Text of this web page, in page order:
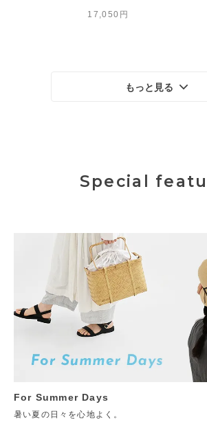
17,050円
もっと見る
Special
For Summer Days
暑い夏の日々を心地よく。